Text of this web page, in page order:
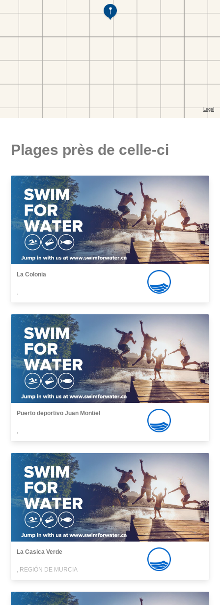
Plages près de celle-ci
La Colonia
,
Puerto deportivo Juan Montiel
,
La Casica Verde
, REGIÓN DE MURCIA